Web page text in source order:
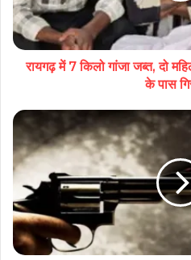
रायगढ़ में 7 किलो गांजा जब्त, दो
के पास